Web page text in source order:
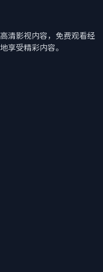
清影视内容， 免费观看经
享受精彩内容。